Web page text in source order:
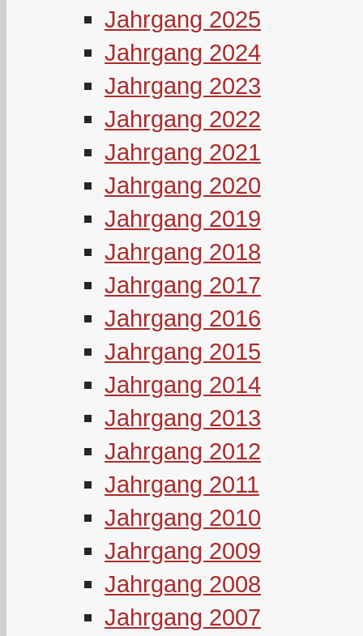
Jahrgang 2025
Jahrgang 2024
Jahrgang 2023
Jahrgang 2022
Jahrgang 2021
Jahrgang 2020
Jahrgang 2019
Jahrgang 2018
Jahrgang 2017
Jahrgang 2016
Jahrgang 2015
Jahrgang 2014
Jahrgang 2013
Jahrgang 2012
Jahrgang 2011
Jahrgang 2010
Jahrgang 2009
Jahrgang 2008
Jahrgang 2007